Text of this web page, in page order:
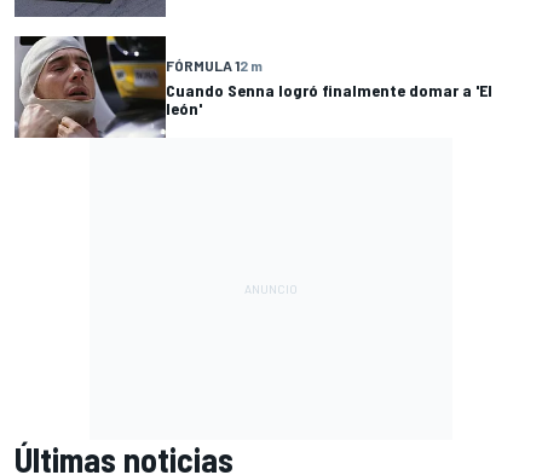
FÓRMULA 12 m
Cuando Senna logró finalmente domar a 'El
león'
Últimas noticias